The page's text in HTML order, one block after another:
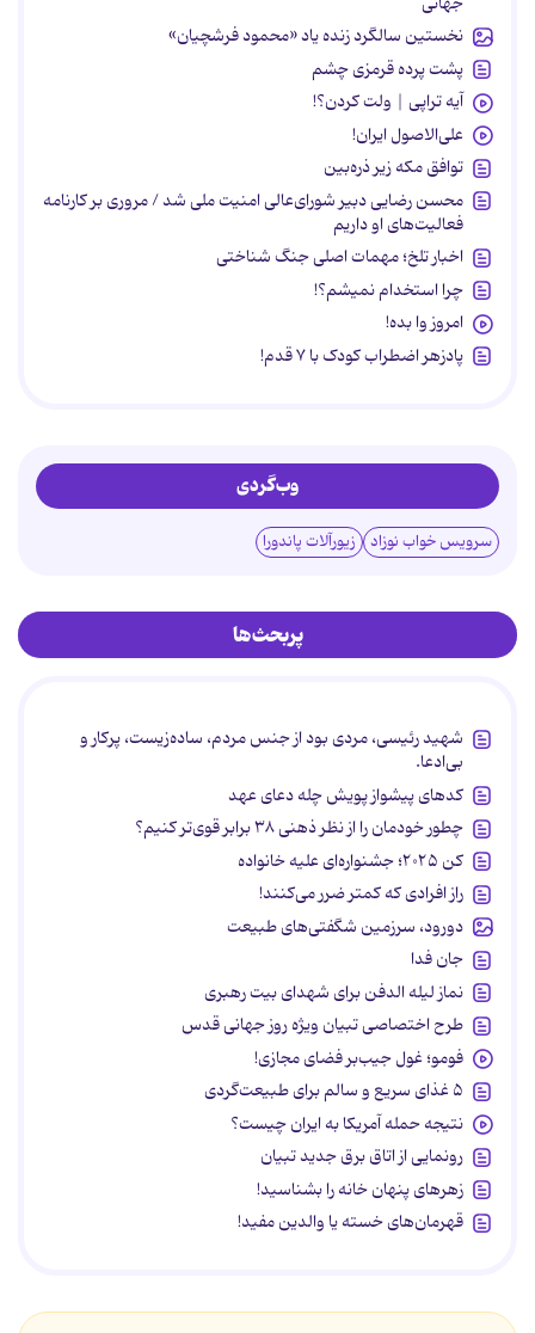
نخستین سالگرد زنده یاد «محمود فرشچیان»
پشت پرده قرمزی چشم
آیه تراپی | ولت کردن؟!
علی‌الاصول ایران!
توافق مکه زیر ذره‌بین
محسن رضایی دبیر شورای‌عالی امنیت ملی شد / مروری بر کارنامه
فعالیت‌های او داریم
اخبار تلخ؛ مهمات اصلی جنگ شناختی
چرا استخدام نمیشم؟!
امروز وا بده!
پادزهر اضطراب کودک با ۷ قدم!
وب‌گردی
سرویس خواب نوزاد زیورآلات پاندورا
پربحث‌ها
شهید رئیسی، مردی بود از جنس مردم، ساده‌زیست، پرکار و
بی‌ادعا.
کدهای پیشواز پویش چله دعای عهد
چطور خودمان را از نظر ذهنی ۳۸ برابر قوی‌تر کنیم؟
کن ۲۰۲۵؛ جشنواره‌ای علیه خانواده
راز افرادی که کمتر ضرر می‌کنند!
دورود، سرزمین شگفتی‌های طبیعت
جان فدا
نماز لیله الدفن برای شهدای بیت رهبری
طرح اختصاصی تبیان ویژه روز جهانی قدس
فومو؛ غول جیب‌بر فضای مجازی!
۵ غذای سریع و سالم برای طبیعت‌گردی
نتیجه حمله آمریکا به ایران چیست؟
رونمایی از اتاق برق جدید تبیان
زهرهای پنهان خانه را بشناسید!
قهرمان‌های خسته یا والدین مفید!